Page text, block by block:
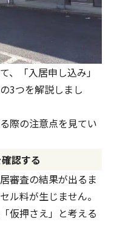
、「入居申し込み」
3つを解説しまし
際の注意点を見てい
認する
審査の結果が出るま
ル料が生じません。
仮押さえ」と考える